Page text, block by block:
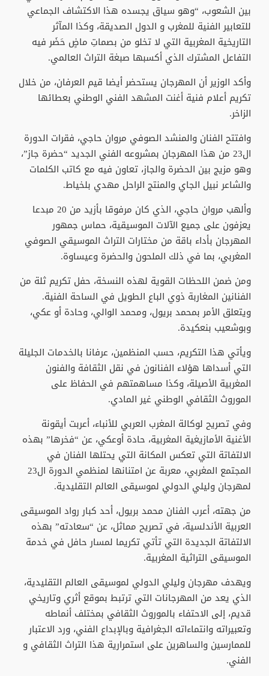
بين الشعوب، “وهو سياق يجسده هذا الاكتشاف الجماعي
للتعابير الفنية للمغرب و الدول الصديقة، وكذا المآثر
التاريخية المغربية التي لا تخلو من بصماتِ ماضٍ حَضَر فيه
التفاعل المشترك الذي أكسبها صبغة التراث العالمي.
وأكد الوزير أن المهرجان يستحضر أيضا قيم العرفان، من خلال
تكريم أعلام فنية أغنت المشهد الفني الوطني بعطائها
الزاخر.
وافتتح الفنان والمنشد الصوفي مروان حاجي، فقرات الدورة
ال23 من هذا المهرجان بمشروعه الفني الجديد “حضرة جاز”،
وهو مزيج بين الحضرة والجاز، تعاون فيه مع كاتب الكلمات
والشاعر نبيل الجاي والمنتج الراحل مهدي بلخياط.
وألهب مروان حاجي، الذي كان مرفوقا بأزيد من 20 مبدعا
يعزفون على جميع الآلات الموسيقية، حماس جمهور
المهرجان بأداء باقة من مختارات التراث الموسيقي الصوفي
المغربي، بما في ذلك الملحون والحضرة وعيساوة.
ومن ضمن اللحظات القوية لهذه النسخة، حفل تكريم ثلة من
الفنانين المغاربة ذوي الباع الطويل في الساحة الفنية.
ويتعلق الأمر بمحمد بريول، ومحمد الوالي، وحادة أو عكي،
وبوشعيب بنعكيدة.
ويأتي هذا التكريم، حسب المنظمين، عرفانا بالخدمات الجليلة
التي أسداها هؤلاء الفنانون في نقل الثقافة والفنون
المغربية الأصيلة، وكذا مساهمتهم في الحفاظ على
الموروث الثقافي الوطني غير المادي.
وفي تصريح لوكالة المغرب العربي للأنباء، أعربت أيقونة
الأغنية الأمازيغية المغربية، حادة أوعكي، عن “فخرها” بهذه
الالتفاتة التي تعكس المكانة التي يحتلها الفنان في
المجتمع المغربي، معربة عن امتنانها لمنظمي الدورة ال23
لمهرجان وليلي الدولي لموسيقى العالم التقليدية.
من جهته، أعرب الفنان محمد بريول، أحد كبار رواد الموسيقى
العربية الأندلسية، في تصريح مماثل، عن “سعادته” بهذه
الالتفاتة الجديدة التي تأتي تكريما لمسار حافل في خدمة
الموسيقى التراثية المغربية.
ويهدف مهرجان وليلي الدولي لموسيقى العالم التقليدية،
الذي يعد من المهرجانات التي ترتبط بموقع أثري وتاريخي
قديم، إلى الاحتفاء بالموروث الثقافي بمختلف أنماطه
وتعبيراته وانتماءاته الجغرافية وبالإبداع الفني، ورد الاعتبار
للممارسين والساهرين على استمرارية هذا التراث الثقافي و
الفني.